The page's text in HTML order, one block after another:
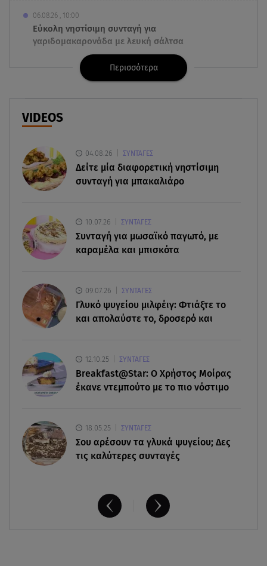
06.08.26 , 10:00
Eύκολη νηστίσιμη συνταγή για
γαριδομακαρονάδα με λευκή σάλτσα
Η Ελένη Μενεγάκη στο Φισκάρδο! Το look και η
βεντάλια που δεν αποχωρίστηκε
06.08.26 , 09:17
διακοπές τους στη Μύκονο
06.08.26 , 09:13
06.08.26 , 09:09
Nissan Qashqai e-POWER: Ρεκόρ Guinness για
την αυτονομία του
06.08.26 , 09:07
Λάμπρος Κωνσταντάρας: «Τα πρώτα μου
γενέθλια που δεν θα με πάρεις τηλέφωνο»
Μαρία Κάλλας: Όταν η ντίβα της όπερας μίλησε
σπαστά ελληνικά στο ραδιόφωνο
Περισσότερα
VIDEOS
04.08.26 ΣΥΝΤΑΓΕΣ
Δείτε μία διαφορετική νηστίσιμη
συνταγή για μπακαλιάρο
10.07.26 ΣΥΝΤΑΓΕΣ
Συνταγή για μωσαϊκό παγωτό, με
καραμέλα και μπισκότα
09.07.26 ΣΥΝΤΑΓΕΣ
Γλυκό ψυγείου μιλφέιγ: Φτιάξτε το
και απολαύστε το, δροσερό και
12.10.25 ΣΥΝΤΑΓΕΣ
Breakfast@Star: O Xρήστος Μοίρας
έκανε ντεμπούτο με το πιο νόστιμο
18.05.25 ΣΥΝΤΑΓΕΣ
Σου αρέσουν τα γλυκά ψυγείου; Δες
τις καλύτερες συνταγές